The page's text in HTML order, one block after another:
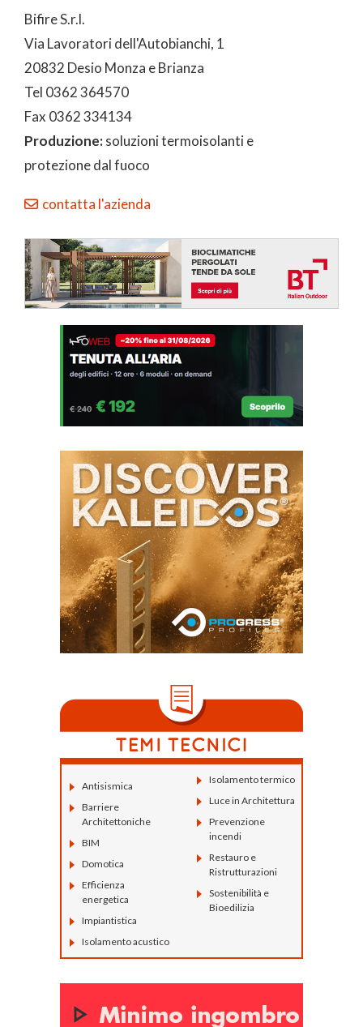
Bifire S.r.l.
Via Lavoratori dell'Autobianchi, 1
20832 Desio Monza e Brianza
Tel 0362 364570
Fax 0362 334134
Produzione:soluzioni termoisolanti e
protezione dal fuoco
contatta l'azienda
Antisismica
Barriere
Architettoniche
BIM
Domotica
Efficienza
energetica
Impiantistica
Isolamento acustico
Isolamento termico
Luce in Architettura
Prevenzione
incendi
Restauro e
Ristrutturazioni
Sostenibilità e
Bioedilizia